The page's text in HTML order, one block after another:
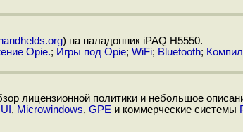
handhelds.org) на наладонник iPAQ H5550.
Opie.; Игры под Opie; WiFi; Bluetooth;
лицензионной политики и небольшое
, Microwindows, GPE и коммерческие системы